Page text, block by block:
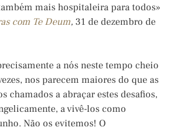
mais hospitaleira para todos»
com Te Deum, 31 de dezembro de
a nós neste tempo cheio
nos parecem maiores do que as
chamados a abraçar estes desafios,
a vivê-los como
Não os evitemos! O